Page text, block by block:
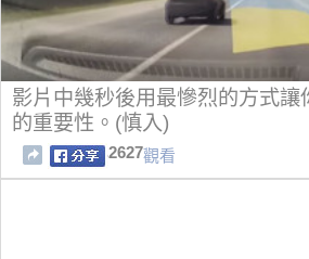
影片中幾秒後用最慘烈的方式讓
的重要性。(慎入)
2627觀看